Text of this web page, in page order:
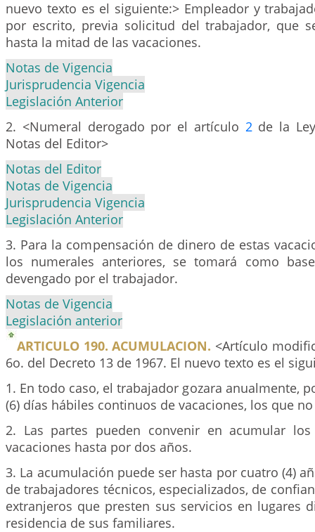
nuevo texto es el siguiente:> Empleador y
por escrito, previa solicitud del trabajador, que
hasta la mitad de las vacaciones.
Notas de Vigencia
Jurisprudencia Vigencia
Legislación Anterior
2. <Numeral derogado por el artículo 2de la
Notas del Editor>
Notas del Editor
Notas de Vigencia
Jurisprudencia Vigencia
Legislación Anterior
3. Para la compensación de dinero de estas
los numerales anteriores, se tomará como
devengado por el trabajador.
Notas de Vigencia
Legislación anterior
ARTICULO 190. ACUMULACION. <Artículo
6o. del Decreto 13 de 1967. El nuevo texto es el
1. En todo caso, el trabajador gozara anualmente,
(6) días hábiles continuos de vacaciones, los que
2. Las partes pueden convenir en acumular
vacaciones hasta por dos años.
3. La acumulación puede ser hasta por cuatro (4)
de trabajadores técnicos, especializados, de
extranjeros que presten sus servicios en lugares
residencia de sus familiares.